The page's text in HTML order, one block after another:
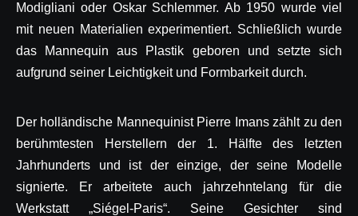
Modigliani oder Oskar Schlemmer. Ab 1950 wurde viel
mit neuen Materialien experimentiert. Schließlich wurde
das Mannequin aus Plastik geboren und setzte sich
aufgrund seiner Leichtigkeit und Formbarkeit durch.
Der holländische Mannequinist Pierre Imans zählt zu den
berühmtesten Herstellern der 1. Hälfte des letzten
Jahrhunderts und ist der einzige, der seine Modelle
signierte. Er arbeitete auch jahrzehntelang für die
Werkstatt „Siégel-Paris“. Seine Gesichter sind